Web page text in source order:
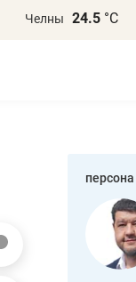
Челны 24.5 °С
персона